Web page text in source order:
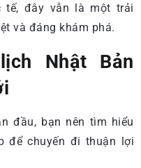
tế, đây vẫn là một trải
và đáng khám phá.
Nhật Bản
đầu, bạn nên tìm hiểu
để chuyến đi thuận lợi